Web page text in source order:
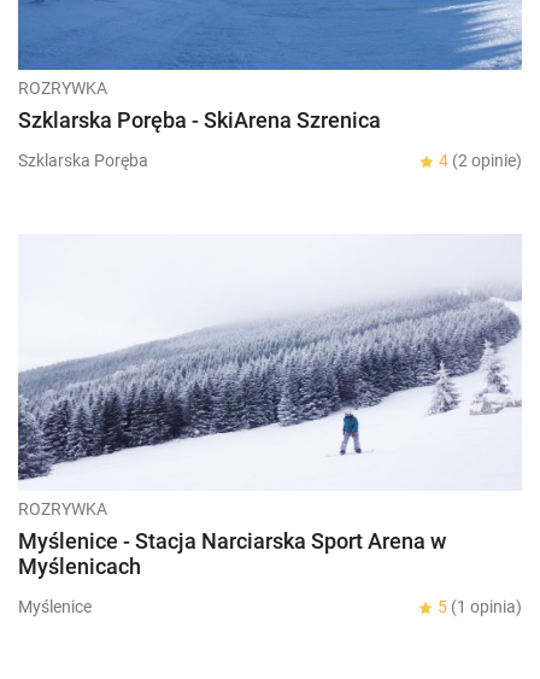
ROZRYWKA
Szklarska Poręba - SkiArena Szrenica
Szklarska Poręba 4 (2 opinie)
ROZRYWKA
Myślenice - Stacja Narciarska Sport Arena w
Myślenicach
Myślenice 5 (1 opinia)